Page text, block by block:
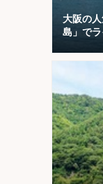
大阪の
島」で